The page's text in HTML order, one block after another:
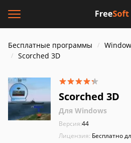
Бесплатные программы
Scorched 3D
Scorched 3D
Для Windows
Версия:44
Лицензия: Бесплатно